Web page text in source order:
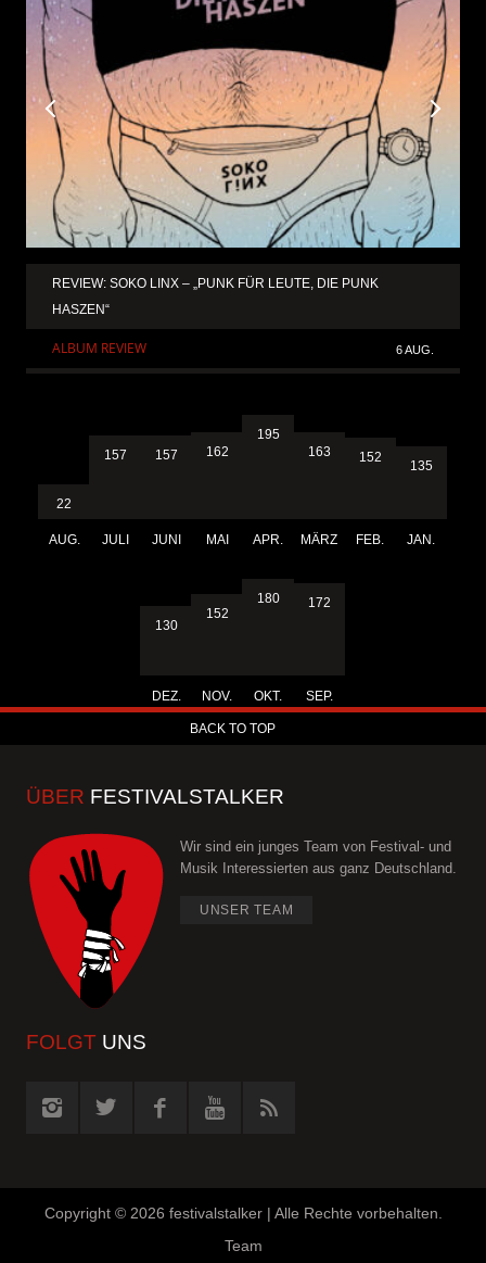
REVIEW: SOKO LINX – „PUNK FÜR LEUTE, DIE PUNK
HASZEN“
ALBUM REVIEW 6 AUG.
22
AUG.
157
JULI
157
JUNI
162
MAI
195
APR.
163
MÄRZ
152
FEB.
135
JAN.
130
DEZ.
152
NOV.
180
OKT.
172
SEP.
BACK TO TOP
ÜBER FESTIVALSTALKER
Wir sind ein junges Team von Festival- und
Musik Interessierten aus ganz Deutschland.
UNSER TEAM
FOLGT UNS
Copyright © 2026 festivalstalker | Alle Rechte vorbehalten.
Team